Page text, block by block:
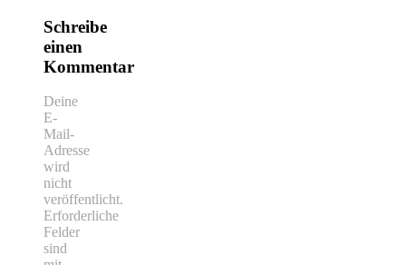
Schreibe
einen
Kommentar
Deine
E-
Mail-
Adresse
wird
nicht
veröffentlicht.
Erforderliche
Felder
sind